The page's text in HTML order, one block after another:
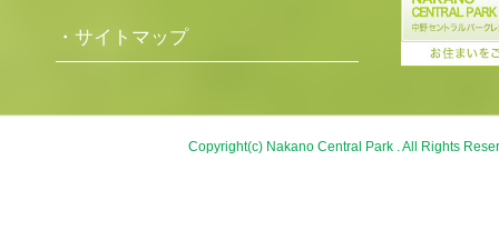
・サイトマップ
Copyright(c) Nakano Central Park . All Rights